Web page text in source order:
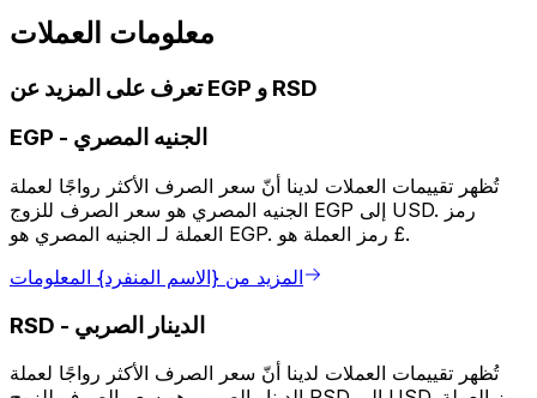
معلومات العملات
تعرف على المزيد عن EGP و RSD
EGP - الجنيه المصري
تُظهر تقييمات العملات لدينا أنّ سعر الصرف الأكثر رواجًا لعملة
الجنيه المصري هو سعر الصرف للزوج EGP إلى USD. رمز
العملة لـ الجنيه المصري هو EGP. رمز العملة هو £.
المزيد من {الاسم المنفرد} المعلومات
RSD - الدينار الصربي
تُظهر تقييمات العملات لدينا أنّ سعر الصرف الأكثر رواجًا لعملة